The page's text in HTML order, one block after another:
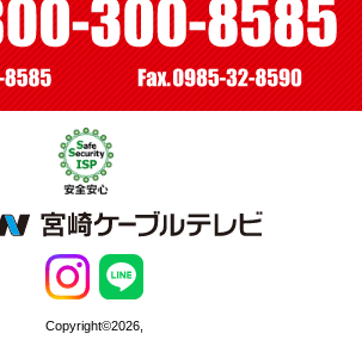
Copyright©2026,